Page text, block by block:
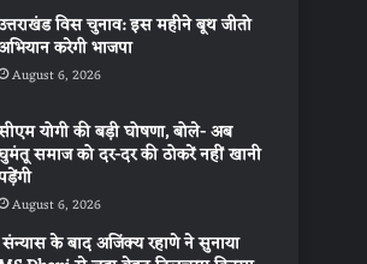
विस चुनाव: इस महीने बूथ जीतो
करेगी भाजपा
August 6, 2026
योगी की बड़ी घोषणा, बोले- अब
समाज को दर-दर की ठोकरें नहीं खानी
August 6, 2026
संन्यास के बाद अजिंक्‍य रहाणे ने सुनाया